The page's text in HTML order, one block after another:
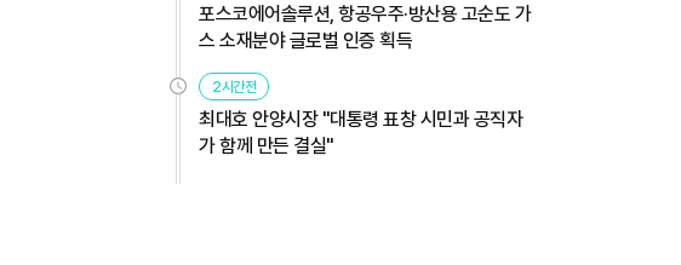
포스코에어솔루션, 항공우주·방산용 고순도 가
스 소재분야 글로벌 인증 획득
2시간전
최대호 안양시장 "대통령 표창 시민과 공직자
가 함께 만든 결실"